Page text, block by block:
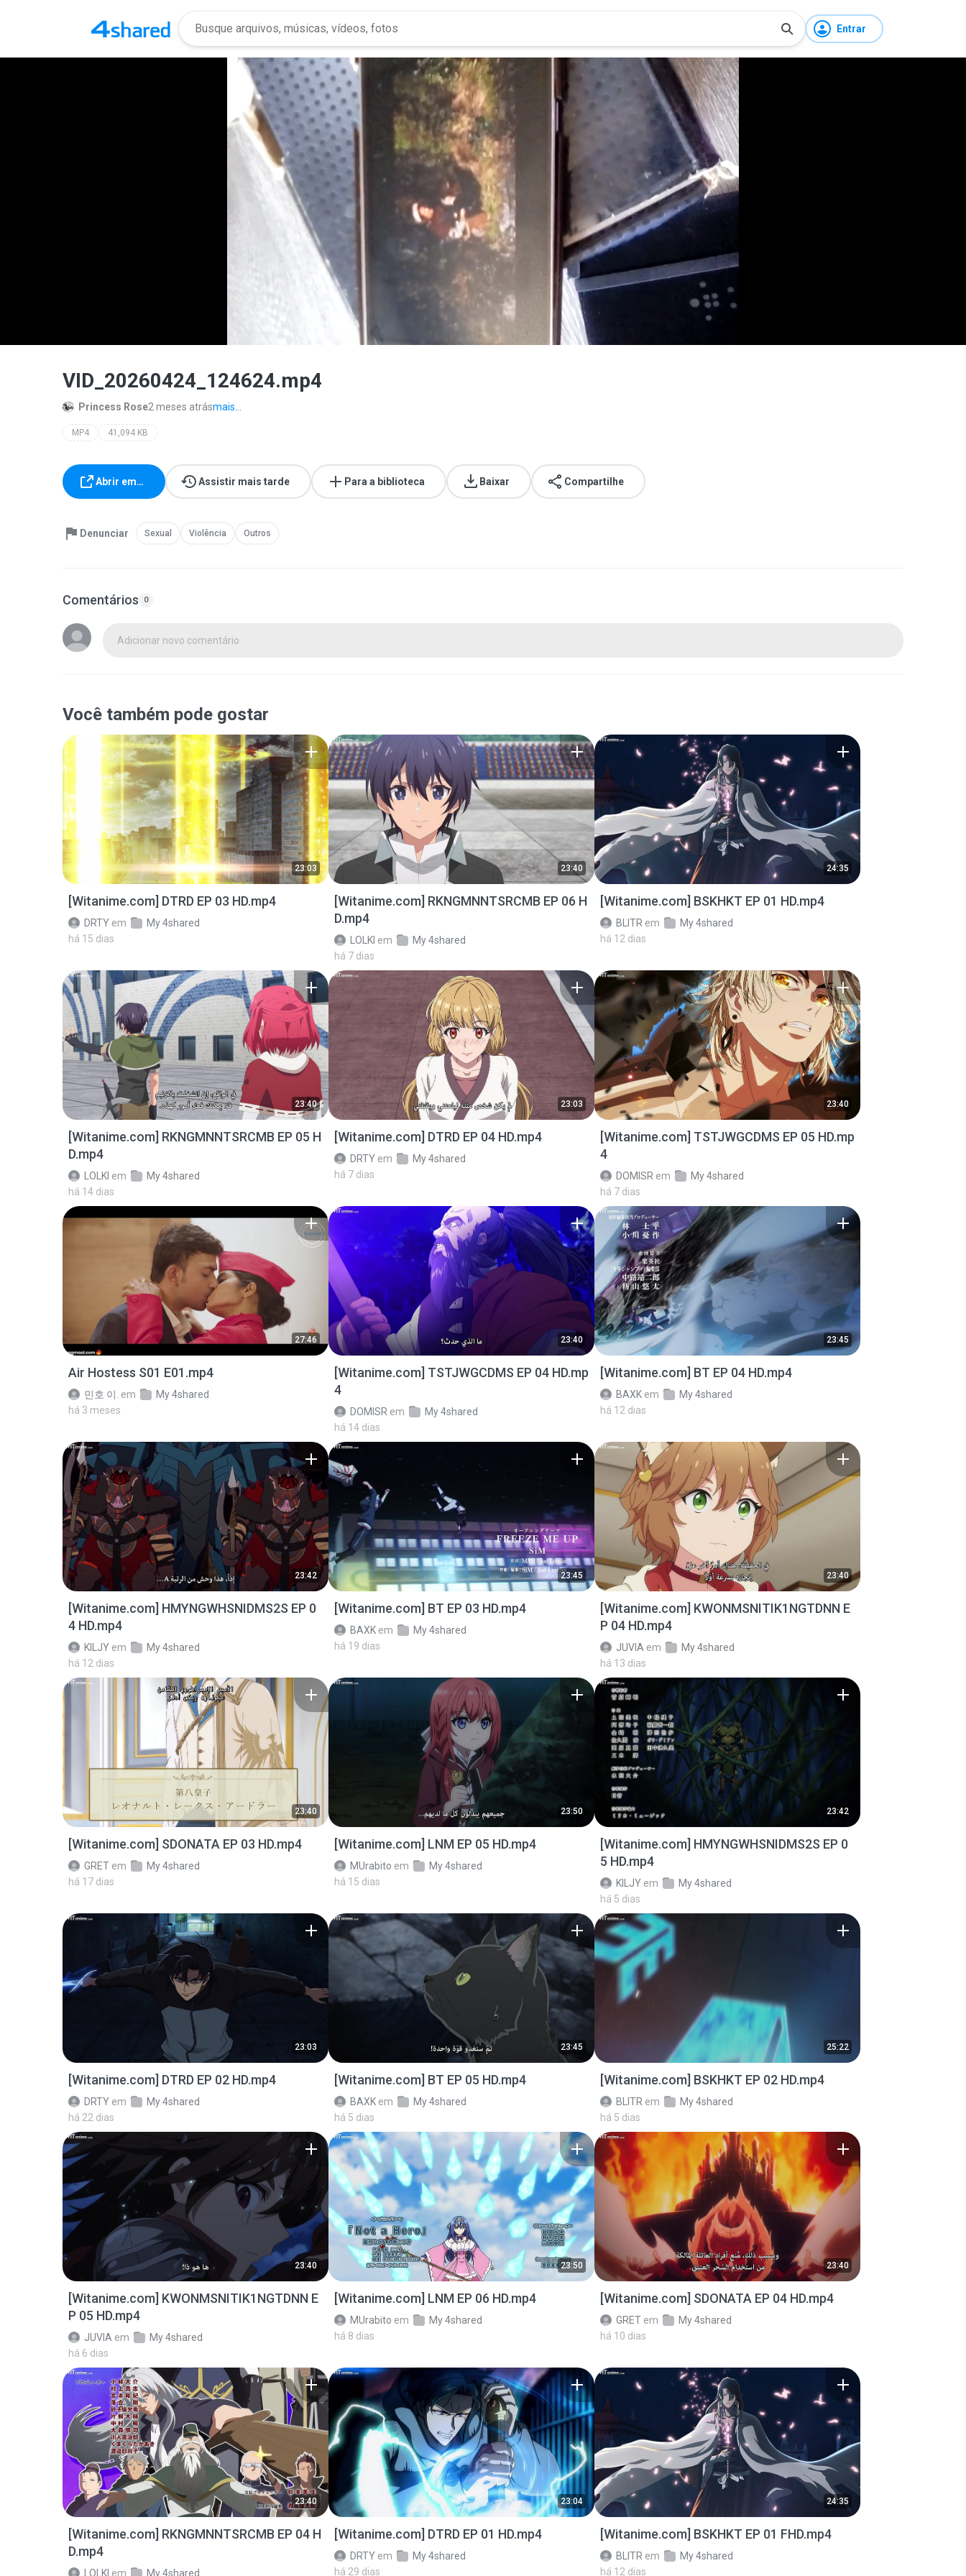
Entrar
VID_20260424_124624.mp4
Princess Rose2 meses atrásmais...
MP4 41,094 KB
Abrir em… Assistir mais tarde Para a biblioteca Baixar Compartilhe
Denunciar Sexual Violência Outros
Comentários 0
Adicionar novo comentário
Você também pode gostar
23:03
[Witanime.com] DTRD EP 03 HD.mp4
DRTY em
My 4shared
há 15 dias
23:40
[Witanime.com] RKNGMNNTSRCMB EP 06 H
D.mp4
LOLKI em
My 4shared
há 7 dias
24:35
[Witanime.com] BSKHKT EP 01 HD.mp4
BLITR em
My 4shared
há 12 dias
23:40
[Witanime.com] RKNGMNNTSRCMB EP 05 H
D.mp4
LOLKI em
My 4shared
há 14 dias
23:03
[Witanime.com] DTRD EP 04 HD.mp4
DRTY em
My 4shared
há 7 dias
23:40
[Witanime.com] TSTJWGCDMS EP 05 HD.mp
4
DOMISR em
My 4shared
há 7 dias
27:46
Air Hostess S01 E01.mp4
민호 이. em
My 4shared
há 3 meses
23:40
[Witanime.com] TSTJWGCDMS EP 04 HD.mp
4
DOMISR em
My 4shared
há 14 dias
23:45
[Witanime.com] BT EP 04 HD.mp4
BAXK em
My 4shared
há 12 dias
23:42
[Witanime.com] HMYNGWHSNIDMS2S EP 0
4 HD.mp4
KILJY em
My 4shared
há 12 dias
23:45
[Witanime.com] BT EP 03 HD.mp4
BAXK em
My 4shared
há 19 dias
23:40
[Witanime.com] KWONMSNITIK1NGTDNN E
P 04 HD.mp4
JUVIA em
My 4shared
há 13 dias
23:40
[Witanime.com] SDONATA EP 03 HD.mp4
GRET em
My 4shared
há 17 dias
23:50
[Witanime.com] LNM EP 05 HD.mp4
MUrabito em
My 4shared
há 15 dias
23:42
[Witanime.com] HMYNGWHSNIDMS2S EP 0
5 HD.mp4
KILJY em
My 4shared
há 5 dias
23:03
[Witanime.com] DTRD EP 02 HD.mp4
DRTY em
My 4shared
há 22 dias
23:45
[Witanime.com] BT EP 05 HD.mp4
BAXK em
My 4shared
há 5 dias
25:22
[Witanime.com] BSKHKT EP 02 HD.mp4
BLITR em
My 4shared
há 5 dias
23:40
[Witanime.com] KWONMSNITIK1NGTDNN E
P 05 HD.mp4
JUVIA em
My 4shared
há 6 dias
23:50
[Witanime.com] LNM EP 06 HD.mp4
MUrabito em
My 4shared
há 8 dias
23:40
[Witanime.com] SDONATA EP 04 HD.mp4
GRET em
My 4shared
há 10 dias
23:40
[Witanime.com] RKNGMNNTSRCMB EP 04 H
D.mp4
LOLKI em My 4shared
23:04
[Witanime.com] DTRD EP 01 HD.mp4
DRTY em
My 4shared
há 29 dias
24:35
[Witanime.com] BSKHKT EP 01 FHD.mp4
BLITR em
My 4shared
há 12 dias